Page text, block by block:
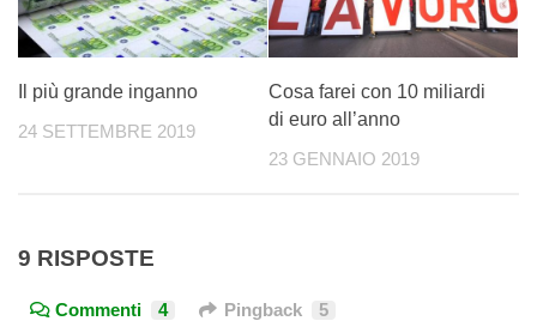
Il più grande inganno
24 SETTEMBRE 2019
Cosa farei con 10 miliardi
di euro all’anno
23 GENNAIO 2019
9 RISPOSTE
Commenti 4 Pingback 5